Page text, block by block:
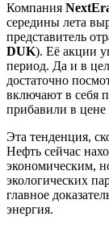
Компания
середины лета
представитель
DUK). Её акции
период. Да и в
достаточно
включают в себя
прибавили в
Эта тенденция,
Нефть сейчас
экономическим,
экологических
главное
энергия.